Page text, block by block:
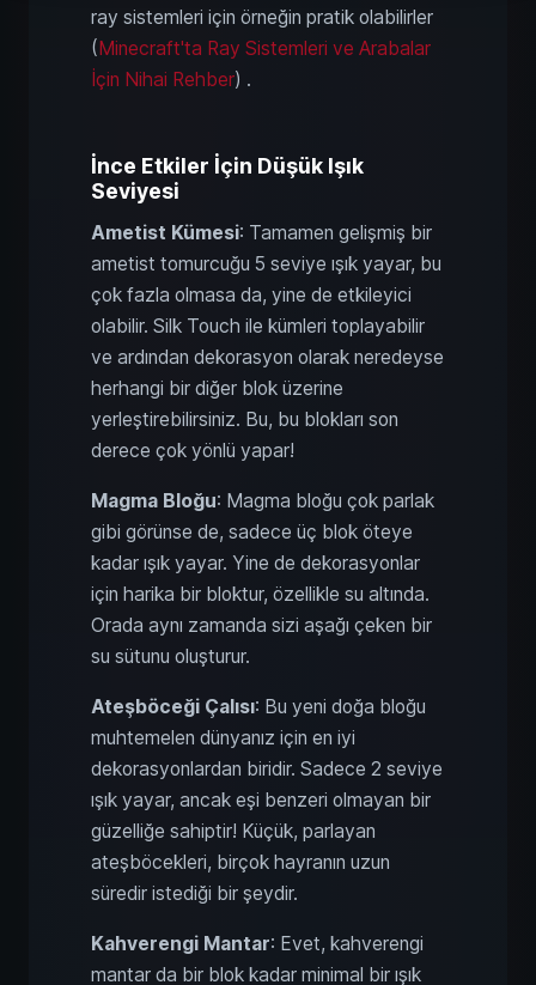
ray sistemleri için örneğin pratik olabilirler
(Minecraft'ta Ray Sistemleri ve Arabalar
İçin Nihai Rehber) .
İnce Etkiler İçin Düşük Işık
Seviyesi
Ametist Kümesi: Tamamen gelişmiş bir
ametist tomurcuğu 5 seviye ışık yayar, bu
çok fazla olmasa da, yine de etkileyici
olabilir. Silk Touch ile kümleri toplayabilir
ve ardından dekorasyon olarak neredeyse
herhangi bir diğer blok üzerine
yerleştirebilirsiniz. Bu, bu blokları son
derece çok yönlü yapar!
Magma Bloğu: Magma bloğu çok parlak
gibi görünse de, sadece üç blok öteye
kadar ışık yayar. Yine de dekorasyonlar
için harika bir bloktur, özellikle su altında.
Orada aynı zamanda sizi aşağı çeken bir
su sütunu oluşturur.
Ateşböceği Çalısı: Bu yeni doğa bloğu
muhtemelen dünyanız için en iyi
dekorasyonlardan biridir. Sadece 2 seviye
ışık yayar, ancak eşi benzeri olmayan bir
güzelliğe sahiptir! Küçük, parlayan
ateşböcekleri, birçok hayranın uzun
süredir istediği bir şeydir.
Kahverengi Mantar: Evet, kahverengi
mantar da bir blok kadar minimal bir ışık